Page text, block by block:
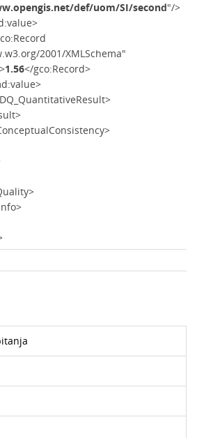
def/uom/SI/second"/>
2001/XMLSchema"
>1.56</gco:Record>